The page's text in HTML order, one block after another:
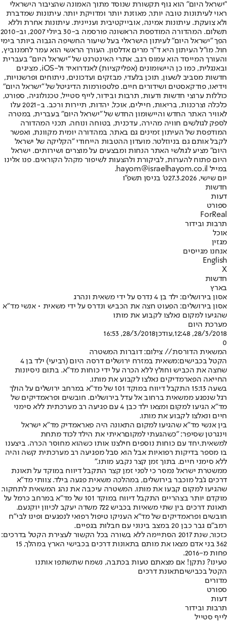
"ישראל היום" הוא גוף תקשורת שנוסד מתוך האמונה שהציבור הישראלי
ראוי לעיתונות טובה יותר, מאוזנת יותר ומדויקת יותר. עיתונות שמדברת
ולא צועקת. עיתונות אמינה, אובייקטיבית ועניינית. עיתונות אחרת וללא
תשלום. המהדורה המודפסת הראשונה פורסמה ב-30 ביולי 2007, וב-2010
הפך "ישראל היום" לעיתון הישראלי בעל שיעור החשיפה הגבוה ביותר בימי
חול. מו"ל העיתון היא ד"ר מרים אדלסון. העורך הראשי הוא עמר לחמנוביץ,
והעורך המייסד הוא עמוס רגב. אתרי האינטרנט של "ישראל היום" בעברית
ובאנגלית, כמו כן היישומונים (אפליקציות) לאנדרואיד ול-iOS, מציגים
חדשות מסביב לשעון, תוכן בלעדי, מבזקים ועדכונים, ניתוחים ופרשנויות,
וידיאו, פודקאסטים ושידורים חיים. פלטפורמות הדיגיטל של "ישראל היום"
כוללות ערוצי חדשות ודעות, תרבות ובידור, לייף סטייל, טכנולוגיה, ספורט,
כלכלה וצרכנות, בריאות, חיילים, אוכל, יהדות, תיירות ורכב. ב-2021 עלו
לאוויר האתר החדש והיישומון החדש של "ישראל היום" בעברית, במטרה
לספק לגולשים חוויה מהירה, עדכנית, בטוחה ונוחה. תכני המהדורה
המודפסת של העיתון זמינים גם באתר, במהדורה יומית מקוונת, ואפשר
לקבל אותם גם בניוזלטר. מועדון ההטבות הייחודי "הקליקה של ישראל
היום" מציע לגולשי האתר הנחות ומבצעים על מוצרים ושירותים. ישראל
היום פתוח להערות, לביקורת ולהצעות לשיפור מקהל הקוראים. פנו אלינו
במייל hayom@israelhayom.co.il.
יום שישי, 27.3.2026
ט' בניסן תשפ"ו
חדשות
דעות
ספורט
ForReal
תרבות ובידור
אוכל
מגזין
אנחנו מגייסים
English
X
חדשות
בארץ
אסון בירושלים: ילד בן 4 נדרס על ידי משאית ונהרג
אסון בירושלים: הפעוט חצה את הכביש ונדרס על ידי משאית • אנשי מד"א
שהגיעו למקום נאלצו לקבוע את מותו
מערכת היום
28/3/2018, 12:48
,עודכן28/3/2018, 16:53
0
המשאית הדורסת// צילום: דוברות המשטרה
הקטל בכבישים:
משאית במזרח ירושלים דרסה היום (רביעי) ילד בן 4
שחצה את הכביש וחולץ ללא הכרה על ידי כוחות מד"א. בתום ניסיונות
החייאה הפארמדיקים נאלצו לקבוע את מותו.
בשעה 15:13 התקבל דיווח במוקד 101 של מד"א במרחב ירושלים על הולך
רגל שנפגע ממשאית ברחוב אל עדל בירושלים. חובשים ופראמדיקים של
מד"א הגיעו למקום ומצאו ילד כבן 4 עם פגיעה רב מערכתית ללא סימני
חיים ונאלצו לקבוע את מותו.
בין אנשי מד"א שהגיעו למקום התאונה היה פאראמדיק מד"א ישראל
וינגרטן שסיפר: "כשהגעתי למקוםראיתי את הילד לכוד מתחת
למשאית.יחד עם כוחות נוספים חילצנו אותו כשהוא מחוסר הכרה. ביצענו
בו מספר בדיקות רפואיות אבל הוא סבל מפגיעה רב מערכתית קשה והיה
ללא סימני חיים. בתוך זמן קצר נקבע מותו."
ממשטרת ישראל נמסר כי לפני זמן קצר התקבל דיווח במוקד על תאונת
דרכים ג'בל מוכבר בירושלים, במהלכה משאית פגעה בילד. צוותי מד"א
שהגיעו למקום קבעו את מותו. המשטרה עיכבה את נהג המשאית לתחקור.
מוקדם יותר בצהריים התקבל דיווח במוקד 101 של מד"א במרחב כרמל על
תאונת דרכים בין שתי משאיות בכביש 722 משדה יעקב לכיוון יוקנעם.
חובשים ופראמדיקים של מד"א העניקו טיפול רפואי לנפגעים ופינו לבי"ח
רמב"ם גבר כבן 20 במצב בינוני עם חבלות בגפיים.
כזכור, שנת 2017 הסתיימה ללא בשורה בכל הקשור לעצירת הקטל בדרכים:
362 בני אדם מצאו את מותם בתאונות דרכים בכבישי הארץ במהלך, 15
פחות מ-2016.
טעינו? נתקן! אם מצאתם טעות בכתבה, נשמח שתשתפו אותנו
הקטל בכבישיםתאונת דרכים
מדורים
ספורט
דעות
תרבות ובידור
לייף סטייל